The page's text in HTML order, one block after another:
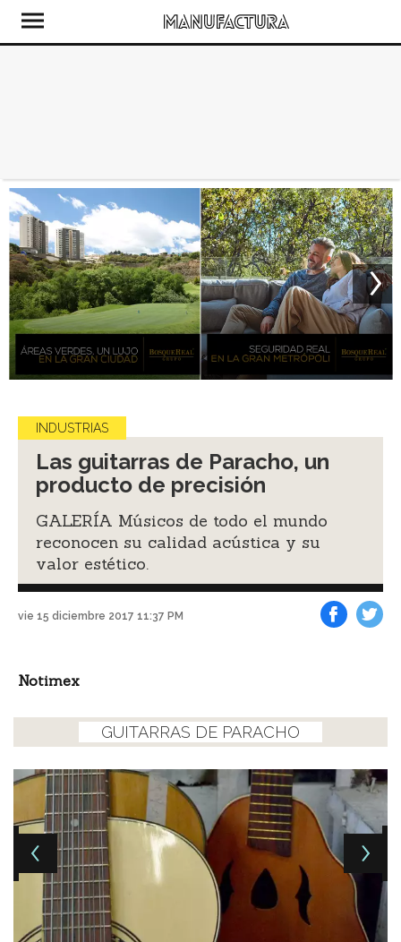
INDUSTRIAS
Las guitarras de Paracho, un
producto de precisión
GALERÍA Músicos de todo el mundo
reconocen su calidad acústica y su
valor estético.
vie 15 diciembre 2017 11:37 PM
Notimex
GUITARRAS DE PARACHO